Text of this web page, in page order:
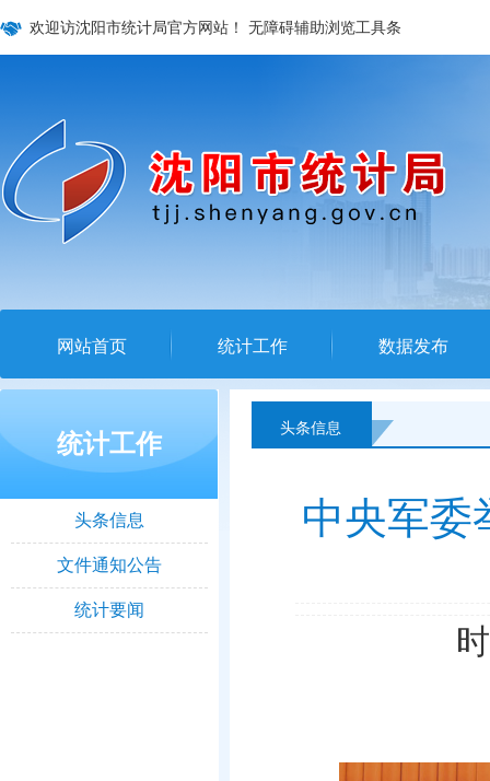
欢迎访沈阳市统计局官方网站！ 无障碍辅助浏览工具条
网站首页 统计工作 数据发布
统计工作
头条信息
文件通知公告
统计要闻
头条信息
中央军委